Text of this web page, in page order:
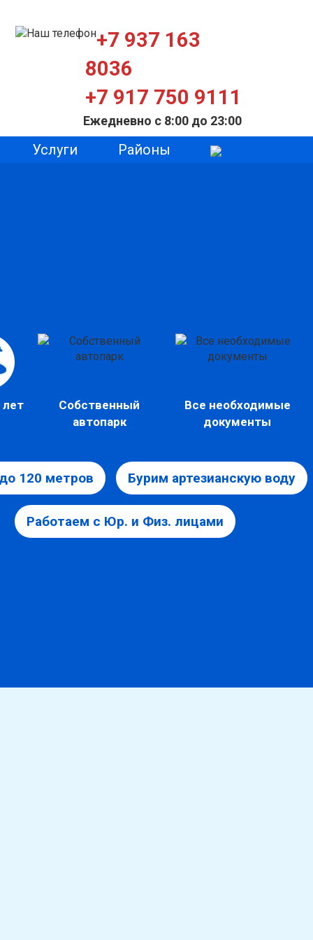
+7 937 163
8036
+7 917 750 9111
Ежедневно с 8:00 до 23:00
Услуги Районы
Собственный
автопарк
Все необходимые
документы
120 метров Бурим артезианскую воду
Работаем с Юр. и Физ. лицами